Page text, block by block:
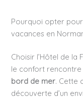
Pourquoi opter
vacances en
Choisir l’Hôtel de la
le confort rencontre
bord de mer. Cette
découverte d’un